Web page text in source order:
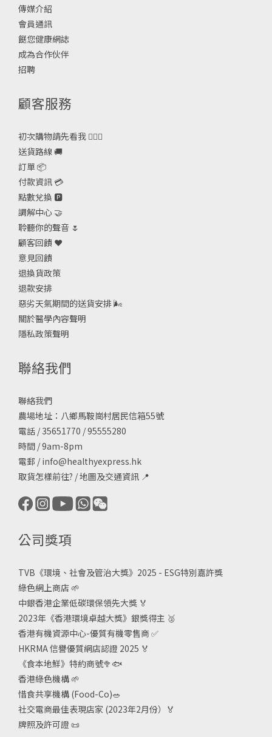
傳媒介紹
會員通訊
餸您健康網誌
成為合作伙伴
招聘
顧客服務
初次購物請先看我 🙋🏻‍♀️
送貨路線 🚚
訂單 📦
付款資訊 💳
點數兌換 🅿️
調解中心 🤝
聆聽你的聲音 🌷
顧客回饋 ❤️
意見回饋
退換貨政策
退款安排
惡劣天氣期間的送貨安排🌬
關於醫學內容聲明
隱私政策聲明
聯絡我們
聯絡我們
農場地址：八鄉馬鞍崗村居民信箱55號
電話 / 35651770 / 95555280
時間 / 9am-8pm
電郵 / info@healthyexpress.hk
取貨怎樣前往? /地圖及交通資訊 📍
公司獎項
TVB《環境、社會及管治大獎》2025 - ESG特別嘉許獎
綠色網上商店 🌱
中銀香港企業低碳環保領先大獎 🏅
2023年《香港環境卓越大獎》銀獎得主 🥈
香港有機資源中心-優質有機零售商✅
HKRMA 信譽優質網店認證 2025 🏅
《食本地鮮》特約商號🥦🐟
香港綠色機構 🌱
惜食共享機構 (Food-Co)🥗
社交電商最佳表現店家 (2023年2月份）🏅
牌照及許可證 📜